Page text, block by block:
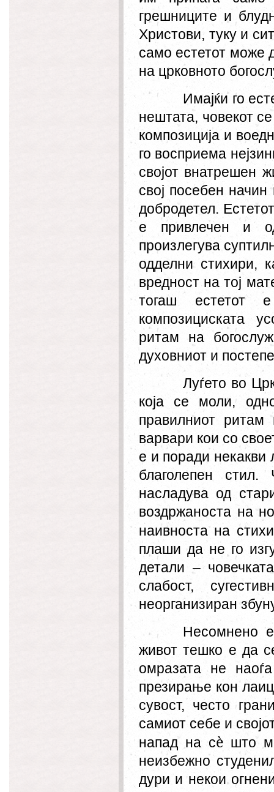
грешниците и
Христови, туку и
само естетот може
на црковното
Имајќи го
нештата, човекот
композиција и
го восприема
својот внатрешен
свој посебен начин
добродетел.
е привлечен и
произлегува
одделни стихири,
вредност на тој
тогаш естетот е
композициската
ритам на
духовниот и
Луѓето во
која се моли,
правилниот ритам
варвари кои со
е и поради некакви
благолепен
насладува од
воздржаноста на
наивноста на
плаши да не го
детали –
слабост,
неорганизиран
Несомнено
живот тешко е да
омразата не
презирање кон
сувост, често
самиот себе и
напад на сè што
неизбежно
дури и некои